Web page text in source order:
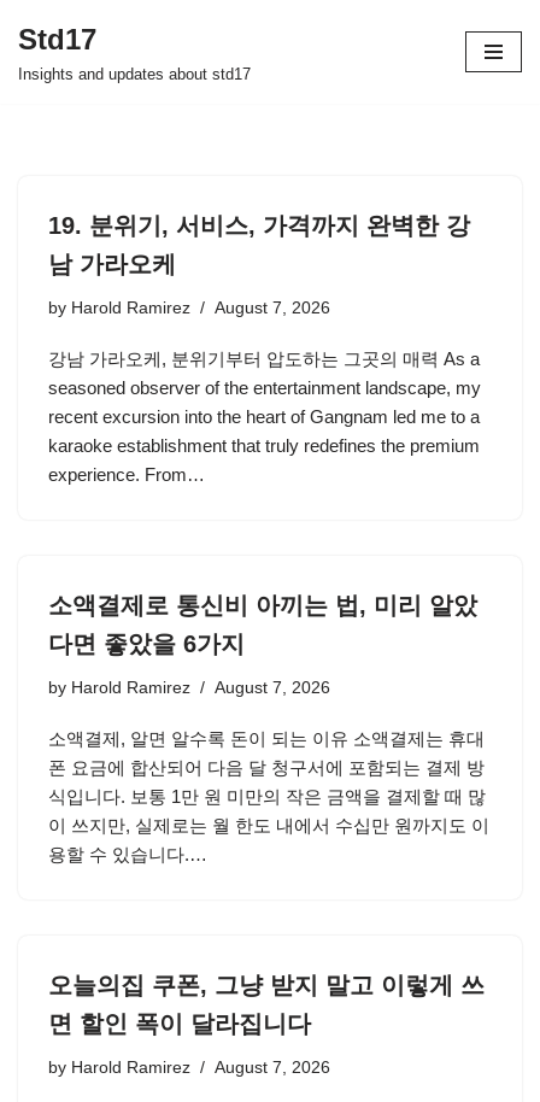
Skip
Std17
Insights and updates about std17
19. 분위기, 서비스, 가격까지 완벽한 강
남 가라오케
by Harold Ramirez August 7, 2026
강남 가라오케, 분위기부터 압도하는 그곳의 매력 As a
seasoned observer of the entertainment landscape, my
recent excursion into the heart of Gangnam led me to a
karaoke establishment that truly redefines the premium
experience. From…
소액결제로 통신비 아끼는 법, 미리 알았
다면 좋았을 6가지
by Harold Ramirez August 7, 2026
소액결제, 알면 알수록 돈이 되는 이유 소액결제는 휴대
폰 요금에 합산되어 다음 달 청구서에 포함되는 결제 방
식입니다. 보통 1만 원 미만의 작은 금액을 결제할 때 많
이 쓰지만, 실제로는 월 한도 내에서 수십만 원까지도 이
용할 수 있습니다.…
오늘의집 쿠폰, 그냥 받지 말고 이렇게 쓰
면 할인 폭이 달라집니다
by Harold Ramirez August 7, 2026